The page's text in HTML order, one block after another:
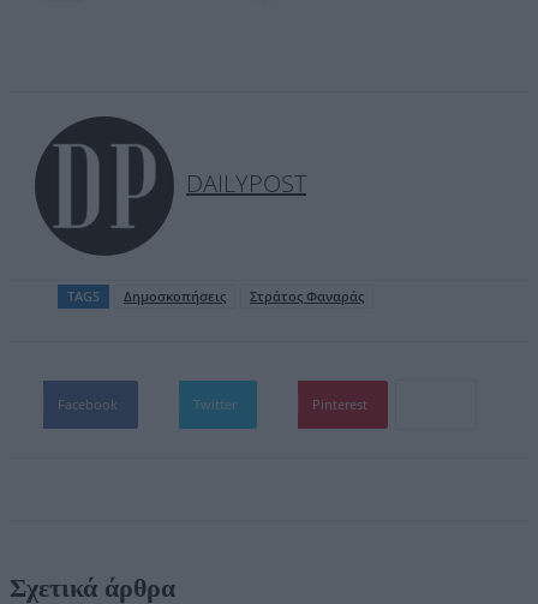
DAILYPOST
TAGS Δημοσκοπήσεις Στράτος Φαναράς
Facebook Twitter Pinterest
Σχετικά άρθρα